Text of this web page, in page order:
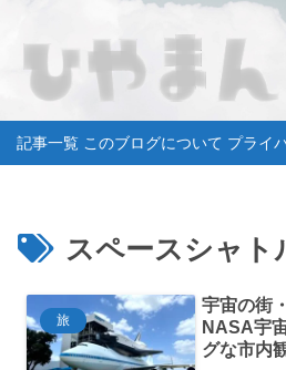
記事一覧 このブログについて プライ
スペースシャト
旅
宇宙の街
NASA宇
グな市内